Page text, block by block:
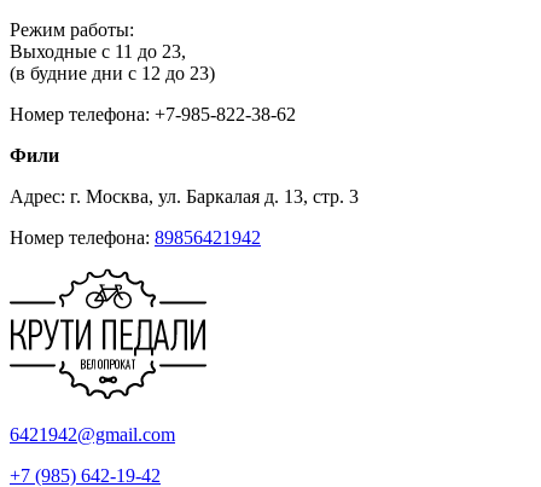
Режим работы:
Выходные с 11 до 23,
(в будние дни с 12 до 23)
Номер телефона: +7-985-822-38-62
Фили
Адрес: г. Москва, ул. Баркалая д. 13, стр. 3
Номер телефона: 89856421942
6421942@gmail.com
+7 (985) 642-19-42